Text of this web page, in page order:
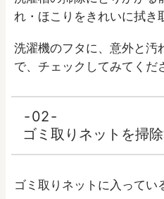
れ・ほこりをきれいに拭き
洗濯機のフタに、意外と汚
で、チェックしてみてくだ
02
ゴミ取りネットを掃
ゴミ取りネットに入ってい